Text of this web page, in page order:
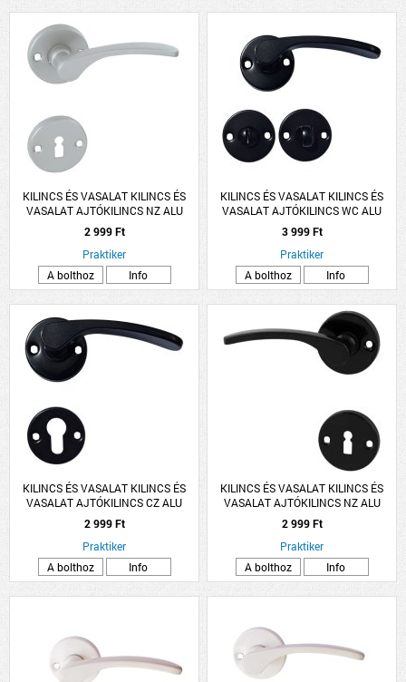
KILINCS ÉS VASALAT KILINCS ÉS
VASALAT AJTÓKILINCS NZ ALU
SZÜRKE LANA ROZETTÁS
2 999 Ft
Praktiker
A bolthoz
Info
KILINCS ÉS VASALAT KILINCS ÉS
VASALAT AJTÓKILINCS WC ALU
FEKETE LANA ROZETTÁS
3 999 Ft
Praktiker
A bolthoz
Info
KILINCS ÉS VASALAT KILINCS ÉS
VASALAT AJTÓKILINCS CZ ALU
FEKETE LANA ROZETTÁS
2 999 Ft
Praktiker
A bolthoz
Info
KILINCS ÉS VASALAT KILINCS ÉS
VASALAT AJTÓKILINCS NZ ALU
FEKETE LANA ROZETTÁS
2 999 Ft
Praktiker
A bolthoz
Info